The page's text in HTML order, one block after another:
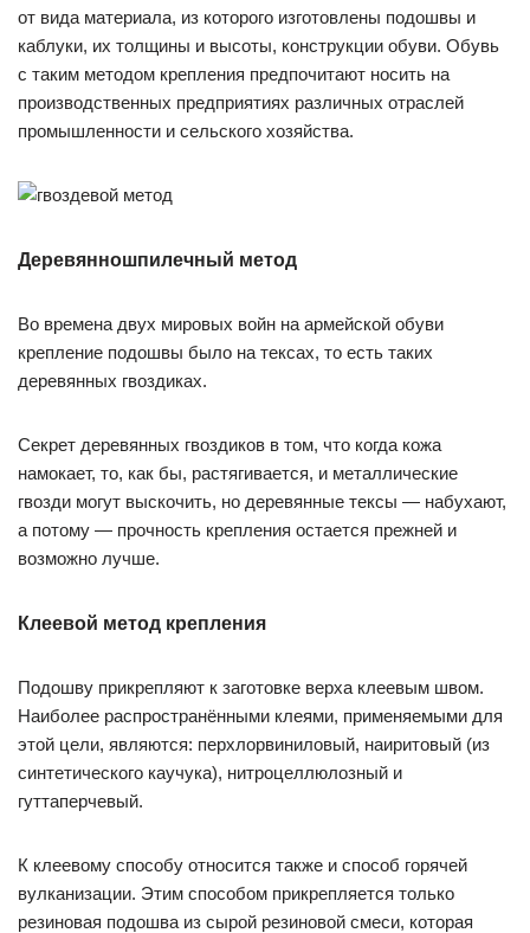
от вида материала, из которого изготовлены подошвы и
каблуки, их толщины и высоты, конструкции обуви. Обувь
с таким методом крепления предпочитают носить на
производственных предприятиях различных отраслей
промышленности и сельского хозяйства.
Деревянношпилечный метод
Во времена двух мировых войн на армейской обуви
крепление подошвы было на тексах, то есть таких
деревянных гвоздиках.
Секрет деревянных гвоздиков в том, что когда кожа
намокает, то, как бы, растягивается, и металлические
гвозди могут выскочить, но деревянные тексы — набухают,
а потому — прочность крепления остается прежней и
возможно лучше.
Клеевой метод крепления
Подошву прикрепляют к заготовке верха клеевым швом.
Наиболее распространёнными клеями, применяемыми для
этой цели, являются: перхлорвиниловый, наиритовый (из
синтетического каучука), нитроцеллюлозный и
гуттаперчевый.
К клеевому способу относится также и способ горячей
вулканизации. Этим способом прикрепляется только
резиновая подошва из сырой резиновой смеси, которая